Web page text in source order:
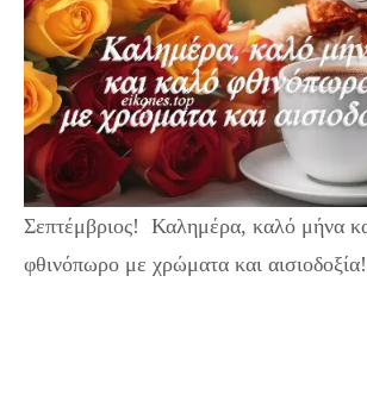
Σεπτέμβριος! Καλημέρα, καλό μήνα
φθινόπωρο με χρώματα και αισιοδοξία!